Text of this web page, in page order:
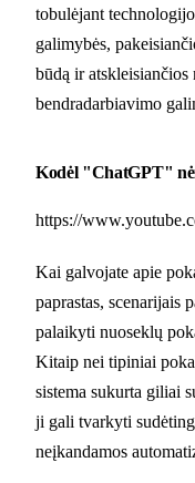
tobulėjant
galimybės,
būdą ir
bendradarbiavimo
Kodėl "ChatGPT"
https://
Kai galvojate apie
paprastas, scenarijais
palaikyti nuoseklų
Kitaip nei tipiniai
sistema sukurta giliai
ji gali tvarkyti
neįkandamos